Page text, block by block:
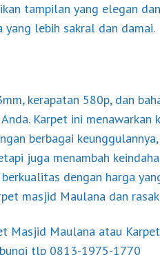
tampilan yang elegan
lebih sakral dan damai.
kerapatan 580p, dan
Karpet ini menawarkan
berbagai
juga menambah
dengan harga
masjid Maulana dan
Masjid Maulana atau
tlp 0813-1975-1770